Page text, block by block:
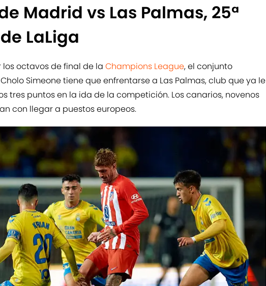
Madrid vs Las Palmas, 25ª
LaLiga
octavos de final de la Champions League, el conjunto
Simeone tiene que enfrentarse a Las Palmas, club que ya le
tres puntos en la ida de la competición. Los canarios, novenos
con llegar a puestos europeos.